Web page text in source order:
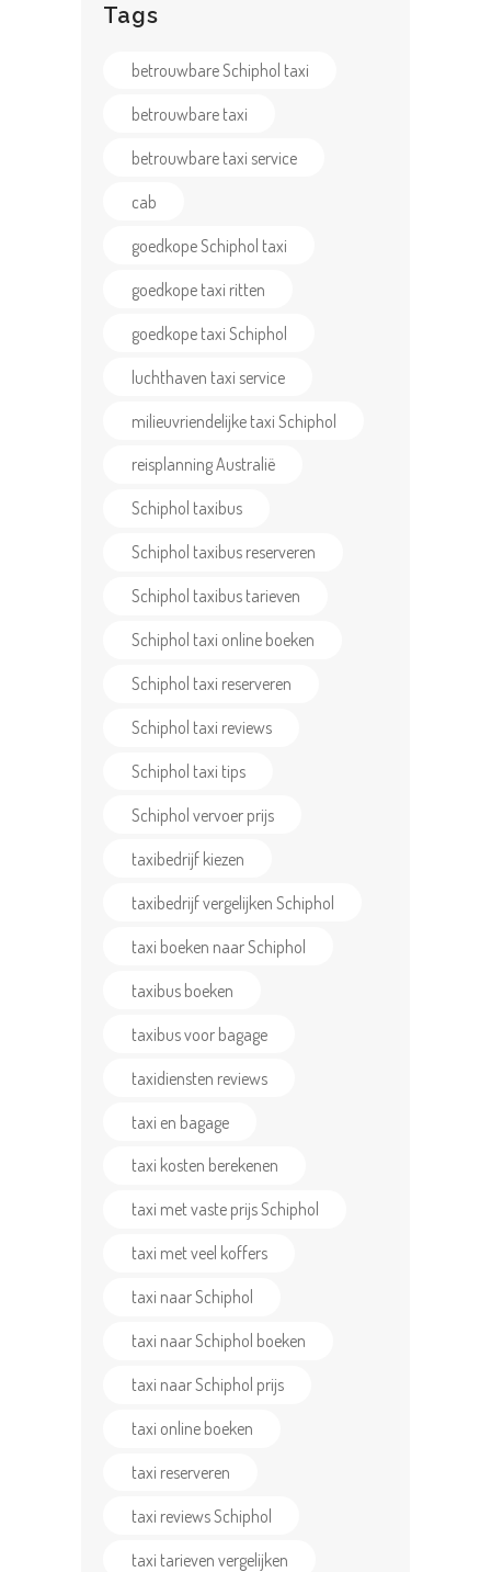
Tags
betrouwbare Schiphol taxi
betrouwbare taxi
betrouwbare taxi service
cab
goedkope Schiphol taxi
goedkope taxi ritten
goedkope taxi Schiphol
luchthaven taxi service
milieuvriendelijke taxi Schiphol
reisplanning Australië
Schiphol taxibus
Schiphol taxibus reserveren
Schiphol taxibus tarieven
Schiphol taxi online boeken
Schiphol taxi reserveren
Schiphol taxi reviews
Schiphol taxi tips
Schiphol vervoer prijs
taxibedrijf kiezen
taxibedrijf vergelijken Schiphol
taxi boeken naar Schiphol
taxibus boeken
taxibus voor bagage
taxidiensten reviews
taxi en bagage
taxi kosten berekenen
taxi met vaste prijs Schiphol
taxi met veel koffers
taxi naar Schiphol
taxi naar Schiphol boeken
taxi naar Schiphol prijs
taxi online boeken
taxi reserveren
taxi reviews Schiphol
taxi tarieven vergelijken